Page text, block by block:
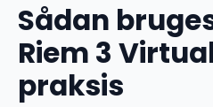
Sådan
Riem 3
praksis